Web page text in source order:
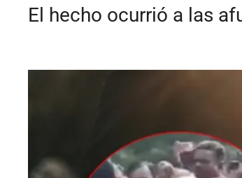
El hecho ocurrió a las